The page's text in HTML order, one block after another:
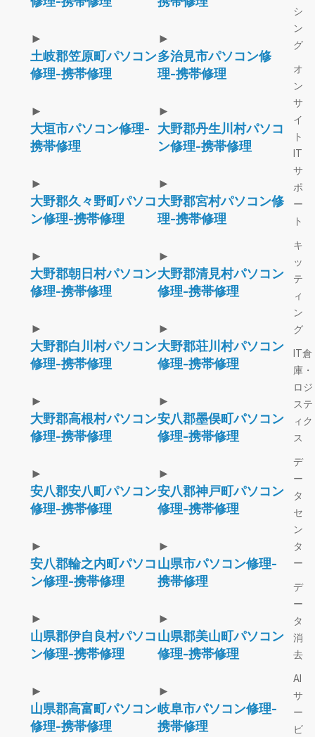
►
土岐郡笠原町パソコン
修理-携帯修理
►
多治見市パソコン修
理-携帯修理
►
大垣市パソコン修理-
携帯修理
►
大野郡丹生川村パソコ
ン修理-携帯修理
►
大野郡久々野町パソコ
ン修理-携帯修理
►
大野郡宮村パソコン修
理-携帯修理
►
大野郡朝日村パソコン
修理-携帯修理
►
大野郡清見村パソコン
修理-携帯修理
►
大野郡白川村パソコン
修理-携帯修理
►
大野郡荘川村パソコン
修理-携帯修理
►
大野郡高根村パソコン
修理-携帯修理
►
安八郡墨俣町パソコン
修理-携帯修理
►
安八郡安八町パソコン
修理-携帯修理
►
安八郡神戸町パソコン
修理-携帯修理
►
安八郡輪之内町パソコ
ン修理-携帯修理
►
山県市パソコン修理-
携帯修理
►
山県郡伊自良村パソコ
ン修理-携帯修理
►
山県郡美山町パソコン
修理-携帯修理
►
山県郡高富町パソコン
修理-携帯修理
►
岐阜市パソコン修理-
携帯修理
シ
ン
グ
オ
ン
サ
イ
ト
IT
サ
ポ
ー
ト
キ
ッ
テ
ィ
ン
グ
IT倉
庫・
ロジ
ステ
ィク
ス
デ
ー
タ
セ
ン
タ
ー
デ
ー
タ
消
去
AI
サ
ー
ビ